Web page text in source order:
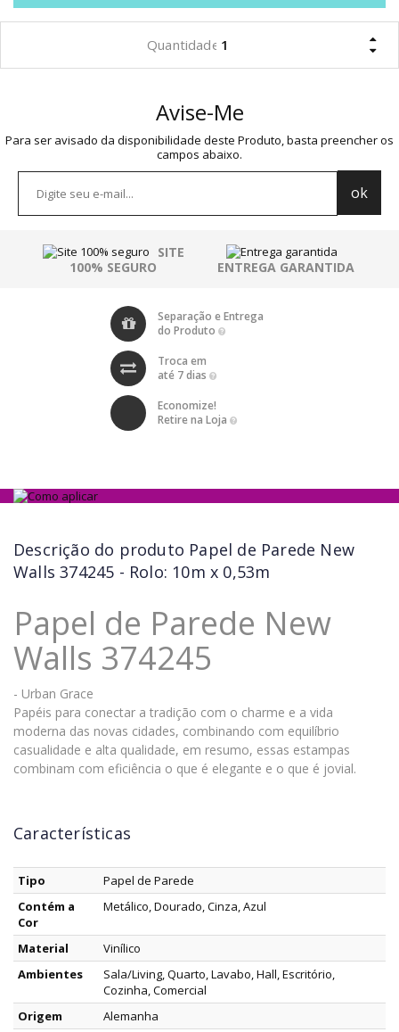
Avise-Me
Para ser avisado da disponibilidade deste Produto, basta preencher os
campos abaixo.
SITE
100% SEGURO
ENTREGA GARANTIDA
Separação e Entrega
do Produto
Troca em
até 7 dias
Economize!
Retire na Loja
Descrição do produto Papel de Parede New
Walls 374245 - Rolo: 10m x 0,53m
Papel de Parede New
Walls 374245
- Urban Grace
Papéis para conectar a tradição com o charme e a vida
moderna das novas cidades, combinando com equilíbrio
casualidade e alta qualidade, em resumo, essas estampas
combinam com eficiência o que é elegante e o que é jovial.
Características
Tipo
Papel de Parede
Contém a
Cor
Metálico, Dourado, Cinza, Azul
Material
Vinílico
Ambientes
Sala/Living, Quarto, Lavabo, Hall, Escritório,
Cozinha, Comercial
Origem
Alemanha